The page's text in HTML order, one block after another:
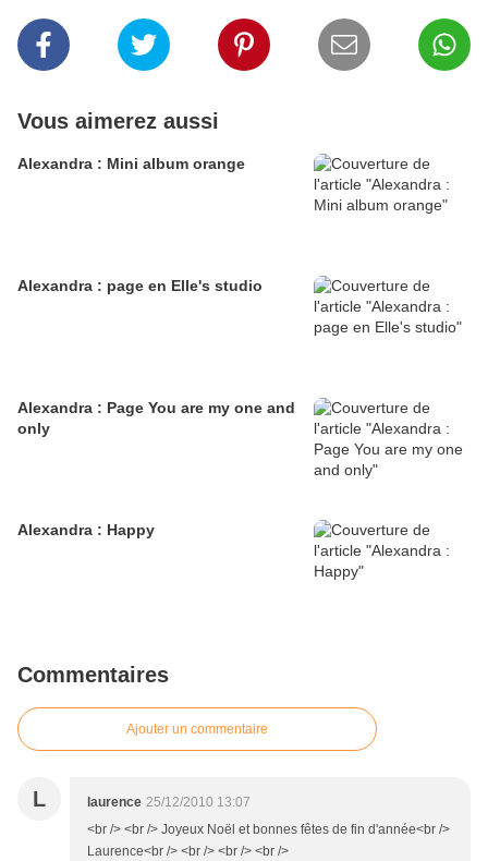
Vous aimerez aussi
Alexandra : Mini album orange
Alexandra : page en Elle's studio
Alexandra : Page You are my one and
only
Alexandra : Happy
Commentaires
Ajouter un commentaire
L laurence 25/12/2010 13:07
<br /> <br /> Joyeux Noël et bonnes fêtes de fin d'année<br />
Laurence<br /> <br /> <br /> <br />